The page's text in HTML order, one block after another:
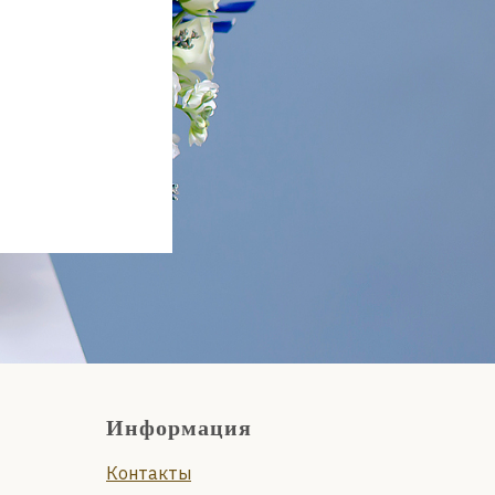
Информация
Контакты